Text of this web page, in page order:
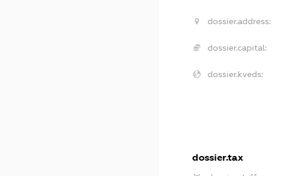
dossier.address:
dossier.capital:
dossier.kveds:
dossier.tax